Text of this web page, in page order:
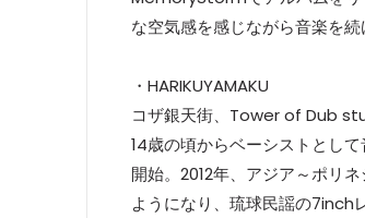
な空気感を感じながら音楽を続
・HARIKUYAMAKU
コザ銀天街、Tower of Dub
14歳の頃からベーシストとし
開始。2012年、アジア～ポリ
ようになり、琉球民謡の7inch